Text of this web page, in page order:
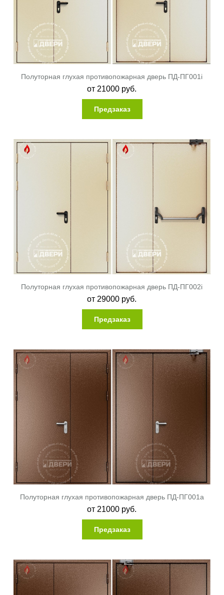
Полуторная глухая противопожарная дверь ПД-ПГ001i
от 21000 руб.
Предзаказ
Полуторная глухая противопожарная дверь ПД-ПГ002i
от 29000 руб.
Предзаказ
Полуторная глухая противопожарная дверь ПД-ПГ001a
от 21000 руб.
Предзаказ